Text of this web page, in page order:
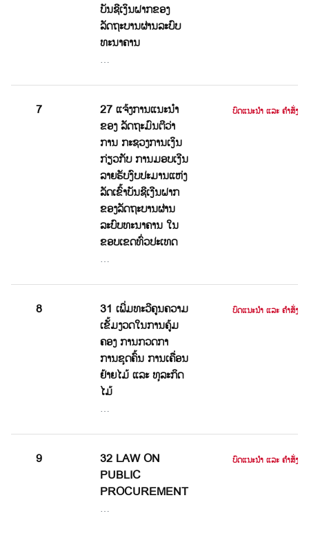
ບັນຊີເງິນຝາກຂອງ
ລັດຖະບານຜ່ານລະບົບ
ທະນາຄານ
…
7
27 ແຈ້ງການແນະນຳ
ຂອງ ລັດຖະມົນຕີວ່າ
ການ ກະຊວງການເງິນ
ກ່ຽວກັບ ການມອບເງີນ
ລາຍຮັບງົບປະມານແຫ່ງ
ລັດເຂົ້າບັນຊີເງີນຝາກ
ຂອງລັດຖະບານຜ່ານ
ລະບົບທະນາຄານ ໃນ
ຂອບເຂດທົ່ວປະເທດ
…
ບົດແນະນໍາ ແລະ ຄໍາສັ່ງ
8
31 ເພີ່ມທະວີຄູນຄວາມ
ເຂັ້ມງວດໃນການຄູ້ມ
ຄອງ ການກວດກາ
ການຂຸດຄົ້ນ ການເຄື່ອນ
ຢ້າຍໄມ້ ແລະ ທຸລະກິດ
ໄມ້
…
ບົດແນະນໍາ ແລະ ຄໍາສັ່ງ
9
32 LAW ON
PUBLIC
PROCUREMENT
…
ບົດແນະນໍາ ແລະ ຄໍາສັ່ງ